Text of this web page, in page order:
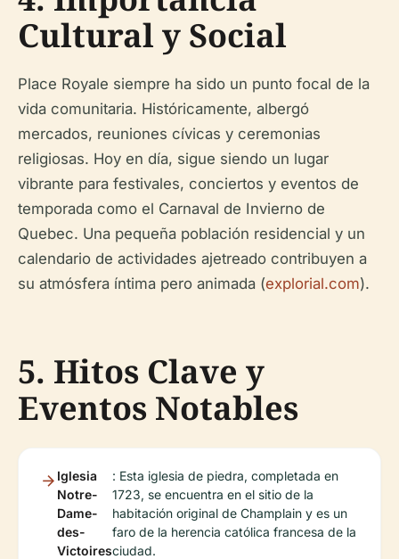
Cultural y Social
Place Royale siempre ha sido un punto focal de la
vida comunitaria. Históricamente, albergó
mercados, reuniones cívicas y ceremonias
religiosas. Hoy en día, sigue siendo un lugar
vibrante para festivales, conciertos y eventos de
temporada como el Carnaval de Invierno de
Quebec. Una pequeña población residencial y un
calendario de actividades ajetreado contribuyen a
su atmósfera íntima pero animada (explorial.com).
5. Hitos Clave y
Eventos Notables
Iglesia
Notre-
Dame-
des-
Victoires
: Esta iglesia de piedra, completada en
1723, se encuentra en el sitio de la
habitación original de Champlain y es un
faro de la herencia católica francesa de la
ciudad.